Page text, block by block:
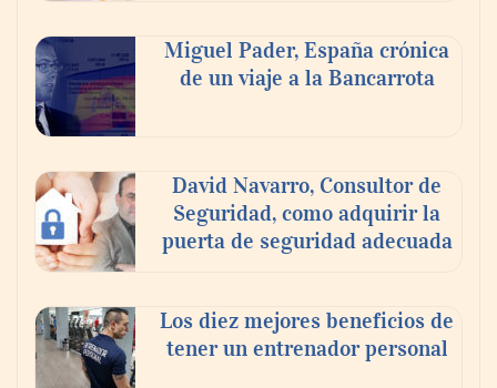
compromiso para el eclipse solar del 12 de
agosto
Miguel Pader, España crónica
de un viaje a la Bancarrota
David Navarro, Consultor de
Seguridad, como adquirir la
puerta de seguridad adecuada
Los diez mejores beneficios de
tener un entrenador personal